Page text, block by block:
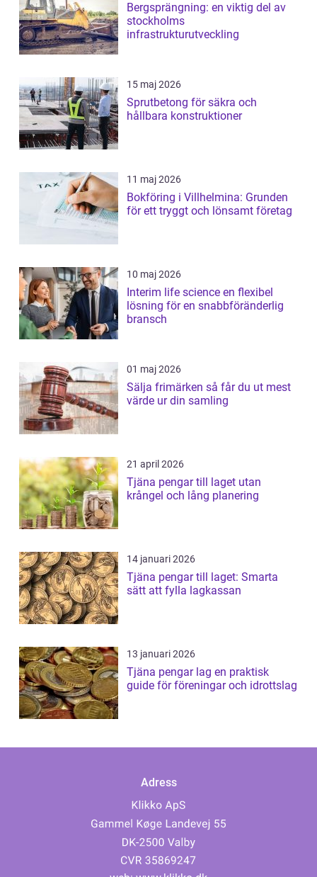
Bergsprängning: en viktig del av
stockholms
infrastrukturutveckling
15 maj 2026
Sprutbetong för säkra och
hållbara konstruktioner
11 maj 2026
Bokföring i Villhelmina: Grunden
för ett tryggt och lönsamt företag
10 maj 2026
Interim life science en flexibel
lösning för en snabbföränderlig
bransch
01 maj 2026
Sälja frimärken så får du ut mest
värde ur din samling
21 april 2026
Tjäna pengar till laget utan
krångel och lång planering
14 januari 2026
Tjäna pengar till laget: Smarta
sätt att fylla lagkassan
13 januari 2026
Tjäna pengar lag en praktisk
guide för föreningar och idrottslag
Adress